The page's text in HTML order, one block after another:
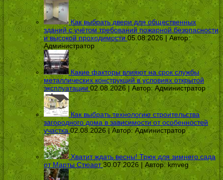
Как выбрать двери для общественных
зданий с учётом требований пожарной безопасности
и высокой проходимости 05.08.2026 | Автор:
Администратор
Какие факторы влияют на срок службы
металлических конструкций в условиях открытой
эксплуатации 02.08.2026 | Автор:Администратор
Как выбрать технологию строительства
загородного дома в зависимости от особенностей
участка 02.08.2026 | Автор: Администратор
Хватит ждать весны! Трюк для зимнего сада
от Марты Стюарт 30.07.2026 | Автор:kmveg